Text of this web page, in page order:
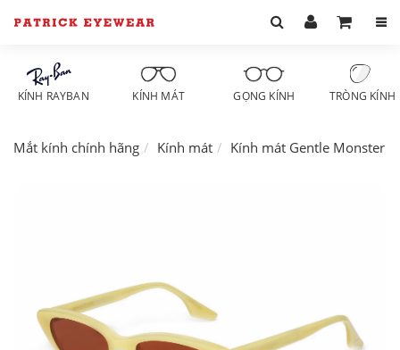
KÍNH RAYBAN KÍNH MÁT GỌNG KÍNH TRÒNG KÍNH
Mắt kính chính hãng Kính mát Kính mát Gentle Monster